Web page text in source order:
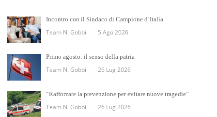
Incontro con il Sindaco di Campione d’Italia
Team N. Gobbi 5 Ago 2026
Primo agosto: il senso della patria
Team N. Gobbi 26 Lug 2026
“Rafforzare la prevenzione per evitare nuove tragedie”
Team N. Gobbi 26 Lug 2026